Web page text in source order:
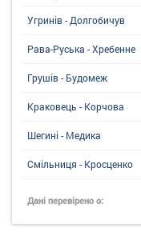
Угринiв - Долгобичув
Рава-Руська - Хребенне
Грушів - Будомеж
Краковець - Корчова
Шегині - Медика
Смільниця - Кросценко
Дані перевірено о: